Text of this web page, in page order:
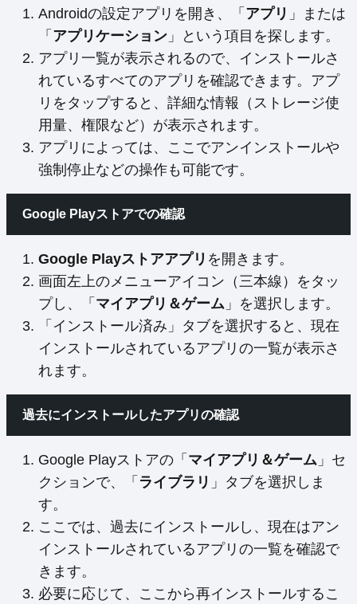
Androidの設定アプリを開き、「 アプリ 」または
「 アプリケーション 」という項目を探します。
アプリ一覧が表示されるので、インストールさ
れているすべてのアプリを確認できます。アプ
リをタップすると、詳細な情報（ストレージ使
用量、権限など）が表示されます。
アプリによっては、ここでアンインストールや
強制停止などの操作も可能です。
Google Playストアでの確認
Google Playストアアプリ を開きます。
画面左上のメニューアイコン（三本線）をタッ
プし、「 マイアプリ＆ゲーム 」を選択します。
「インストール済み」タブを選択すると、現在
インストールされているアプリの一覧が表示さ
れます。
過去にインストールしたアプリの確認
Google Playストアの「 マイアプリ＆ゲーム 」セ
クションで、「 ライブラリ 」タブを選択しま
す。
ここでは、過去にインストールし、現在はアン
インストールされているアプリの一覧を確認で
きます。
必要に応じて、ここから再インストールするこ